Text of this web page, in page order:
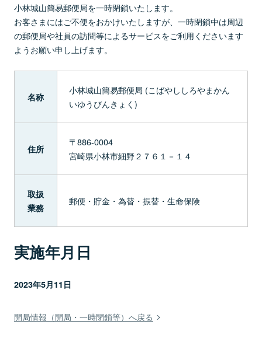
小林城山簡易郵便局を一時閉鎖いたします。
お客さまにはご不便をおかけいたしますが、一時閉鎖中は周辺
の郵便局や社員の訪問等によるサービスをご利用くださいます
ようお願い申し上げます。
名称
小林城山簡易郵便局 (こばやししろやまかん
いゆうびんきょく)
住所
〒886-0004
宮崎県小林市細野２７６１－１４
取扱
業務
郵便・貯金・為替・振替・生命保険
実施年月日
2023年5月11日
開局情報（開局・一時閉鎖等）へ戻る